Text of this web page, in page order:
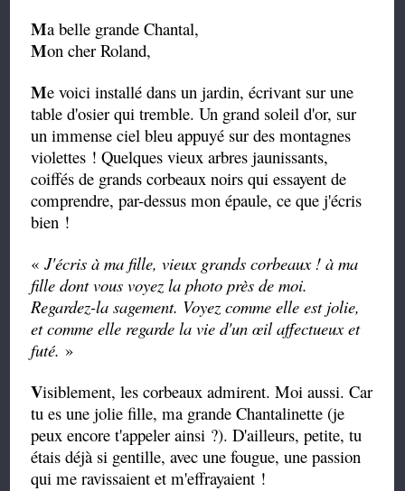
Ma belle grande Chantal,
Mon cher Roland,
Me voici installé dans un jardin, écrivant sur une
table d'osier qui tremble. Un grand soleil d'or, sur
un immense ciel bleu appuyé sur des montagnes
violettes ! Quelques vieux arbres jaunissants,
coiffés de grands corbeaux noirs qui essayent de
comprendre, par-dessus mon épaule, ce que j'écris
bien !
«J'écris à ma fille, vieux grands corbeaux ! à ma
fille dont vous voyez la photo près de moi.
Regardez-la sagement. Voyez comme elle est jolie,
et comme elle regarde la vie d'un œil affectueux et
futé. »
Visiblement, les corbeaux admirent. Moi aussi. Car
tu es une jolie fille, ma grande Chantalinette (je
peux encore t'appeler ainsi ?). D'ailleurs, petite, tu
étais déjà si gentille, avec une fougue, une passion
qui me ravissaient et m'effrayaient !